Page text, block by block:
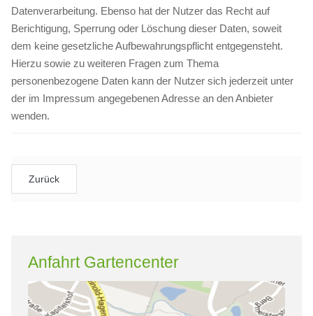
Datenverarbeitung. Ebenso hat der Nutzer das Recht auf
Berichtigung, Sperrung oder Löschung dieser Daten, soweit
dem keine gesetzliche Aufbewahrungspflicht entgegensteht.
Hierzu sowie zu weiteren Fragen zum Thema
personenbezogene Daten kann der Nutzer sich jederzeit unter
der im Impressum angegebenen Adresse an den Anbieter
wenden.
Zurück
Anfahrt Gartencenter